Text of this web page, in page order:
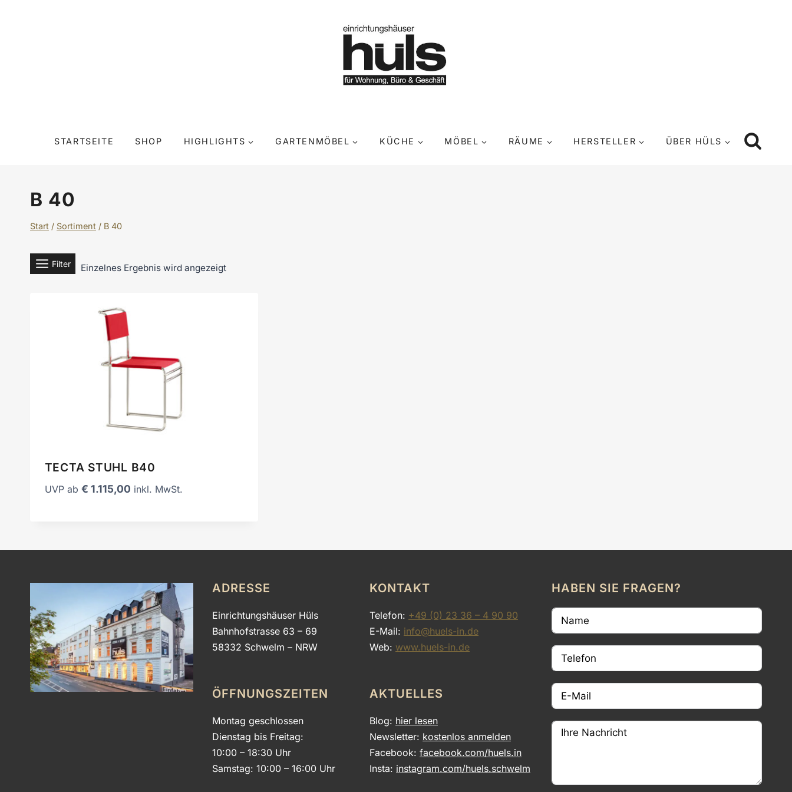
STARTSEITE SHOP HIGHLIGHTS GARTENMÖBEL KÜCHE MÖBEL RÄUME HERSTELLER ÜBER HÜLS
B 40
Start / Sortiment / B 40
Filter Einzelnes Ergebnis wird angezeigt
TECTA STUHL B40
UVP ab € 1.115,00 inkl. MwSt.
ADRESSE
Einrichtungshäuser Hüls
Bahnhofstrasse 63 – 69
58332 Schwelm – NRW
ÖFFNUNGSZEITEN
Montag geschlossen
Dienstag bis Freitag:
10:00 – 18:30 Uhr
Samstag: 10:00 – 16:00 Uhr
KONTAKT
Telefon: +49 (0) 23 36 – 4 90 90
E-Mail: info@huels-in.de
Web: www.huels-in.de
AKTUELLES
Blog: hier lesen
Newsletter: kostenlos anmelden
Facebook:facebook.com/huels.in
Insta: instagram.com/huels.schwelm
HABEN SIE FRAGEN?